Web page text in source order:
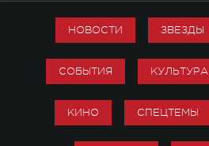
НОВОСТИ ЗВЕЗДЫ
СОБЫТИЯ КУЛЬТУРА
КИНО СПЕЦТЕМЫ